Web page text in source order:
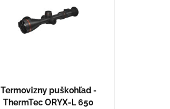
Termovizny puškohľad -
ThermTec ORYX-L 650